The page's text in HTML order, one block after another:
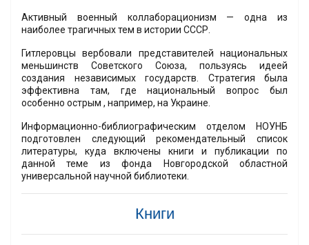
Активный военный коллаборационизм — одна из
наиболее трагичных тем в истории СССР.
Гитлеровцы вербовали представителей национальных
меньшинств Советского Союза, пользуясь идеей
создания независимых государств. Стратегия была
эффективна там, где национальный вопрос был
особенно острым , например, на Украине.
Информационно-библиографическим отделом НОУНБ
подготовлен следующий рекомендательный список
литературы, куда включены книги и публикации по
данной теме из фонда Новгородской областной
универсальной научной библиотеки.
Книги